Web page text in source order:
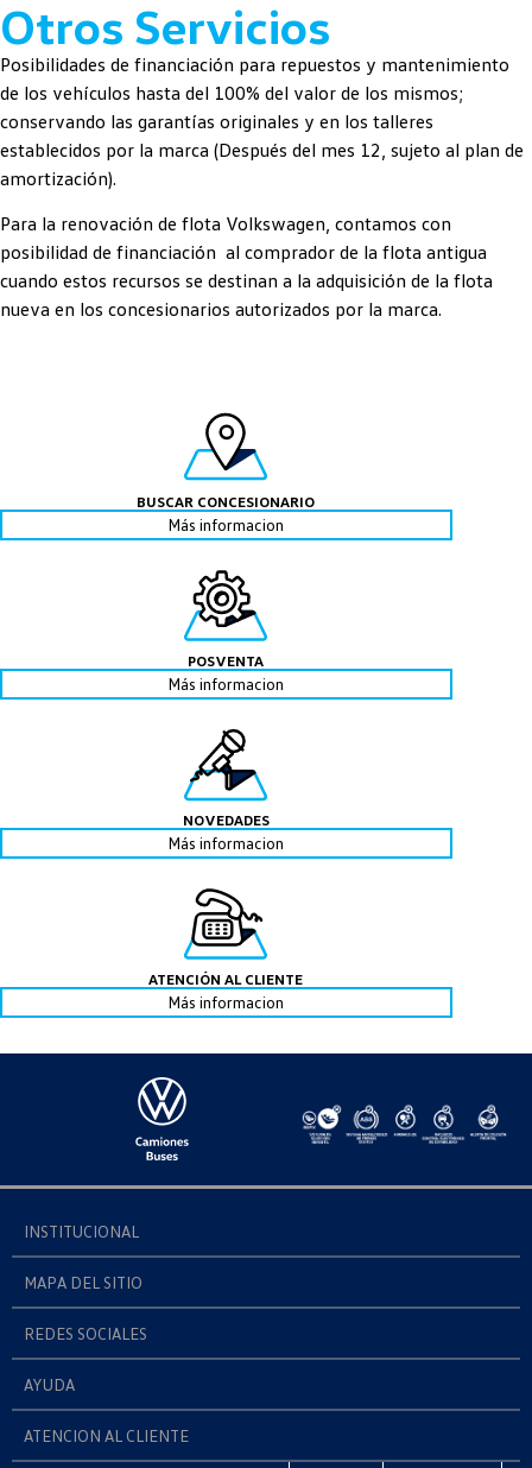
Otros Servicios
Posibilidades de financiación para repuestos y mantenimiento
de los vehículos hasta del 100% del valor de los mismos;
conservando las garantías originales y en los talleres
establecidos por la marca (Después del mes 12, sujeto al plan de
amortización).
Para la renovación de flota Volkswagen, contamos con
posibilidad de financiación al comprador de la flota antigua
cuando estos recursos se destinan a la adquisición de la flota
nueva en los concesionarios autorizados por la marca.
BUSCAR CONCESIONARIO
Más informacion
POSVENTA
Más informacion
NOVEDADES
Más informacion
ATENCIÓN AL CLIENTE
Más informacion
INSTITUCIONAL
MAPA DEL SITIO
REDES SOCIALES
AYUDA
ATENCION AL CLIENTE